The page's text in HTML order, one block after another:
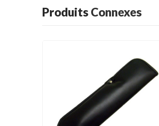
Produits Connexes